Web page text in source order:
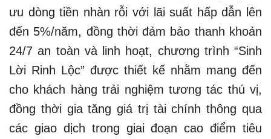
ưu dòng tiền nhàn rỗi với lãi suất hấp dẫn lên
đến 5%/năm, đồng thời đảm bảo thanh khoản
24/7 an toàn và linh hoạt, chương trình “Sinh
Lời Rinh Lộc” được thiết kế nhằm mang đến
cho khách hàng trải nghiệm tương tác thú vị,
đồng thời gia tăng giá trị tài chính thông qua
các giao dịch trong giai đoạn cao điểm tiêu